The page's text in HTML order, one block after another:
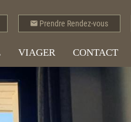
Prendre Rendez-vous
VIAGER CONTACT